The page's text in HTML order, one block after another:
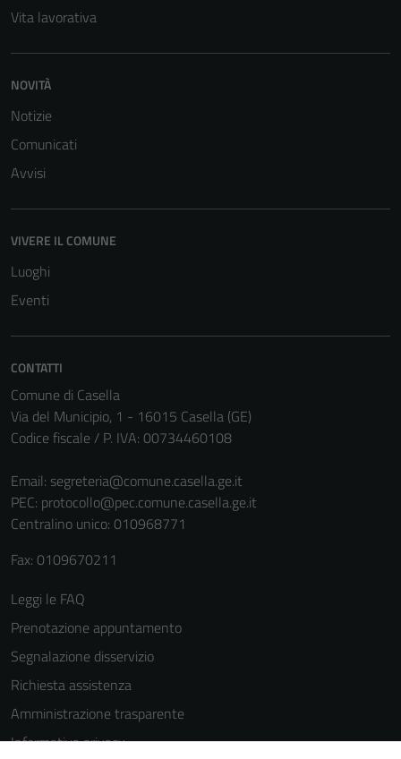
Vita lavorativa
NOVITÀ
Notizie
Comunicati
Avvisi
VIVERE IL COMUNE
Luoghi
Eventi
CONTATTI
Comune di Casella
Via del Municipio, 1 - 16015 Casella (GE)
Codice fiscale / P. IVA: 00734460108
Email: segreteria@comune.casella.ge.it
PEC: protocollo@pec.comune.casella.ge.it
Centralino unico: 010968771
Fax: 0109670211
Leggi le FAQ
Prenotazione appuntamento
Segnalazione disservizio
Richiesta assistenza
Amministrazione trasparente
Informativa privacy
funzionamento
del sito e non
essere
disabilitati.
una serie di